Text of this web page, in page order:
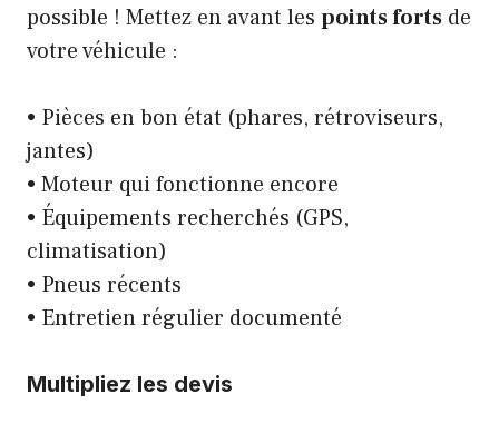
possible ! Mettez en avant les points forts de
votre véhicule :
• Pièces en bon état (phares, rétroviseurs,
jantes)
• Moteur qui fonctionne encore
• Équipements recherchés (GPS,
climatisation)
• Pneus récents
• Entretien régulier documenté
Multipliez les devis